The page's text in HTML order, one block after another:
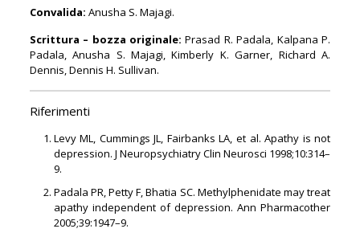
Convalida: Anusha S. Majagi.
Scrittura – bozza originale: Prasad R. Padala, Kalpana P.
Padala, Anusha S. Majagi, Kimberly K. Garner, Richard A.
Dennis, Dennis H. Sullivan.
Riferimenti
Levy ML, Cummings JL, Fairbanks LA, et al. Apathy is not
depression. J Neuropsychiatry Clin Neurosci 1998;10:314–
9.
Padala PR, Petty F, Bhatia SC. Methylphenidate may treat
apathy independent of depression. Ann Pharmacother
2005;39:1947–9.